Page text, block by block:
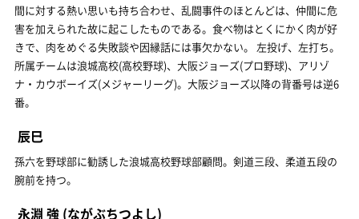
間に対する熱い思いも持ち合わせ、乱闘事件のほとんどは、仲間に危
害を加えられた故に起こしたものである。食べ物はとくにかく肉が好
きで、肉をめぐる失敗談や因縁話には事欠かない。 左投げ、左打ち。
所属チームは浪城高校(高校野球)、大阪ジョーズ(プロ野球)、アリゾ
ナ・カウボーイズ(メジャーリーグ)。大阪ジョーズ以降の背番号は逆6
番。
辰巳
孫六を野球部に勧誘した浪城高校野球部顧問。剣道三段、柔道五段の
腕前を持つ。
永淵 強 (ながぶちつよし)